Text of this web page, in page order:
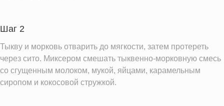
Добавленный сахар
Информация для одной порции
Шаг 2
Тыкву и морковь отварить до мягкости, затем протереть
через сито. Миксером смешать тыквенно-морковную смесь
со сгущенным молоком, мукой, яйцами, карамельным
сиропом и кокосовой стружкой.